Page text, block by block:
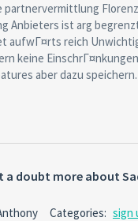
partnervermittlung
Anbieters ist arg
aufwГ¤rts reich
keine
aber dazu speichern.
a doubt more about
Categories: sign